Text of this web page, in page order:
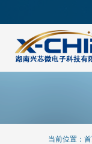
当前位置：